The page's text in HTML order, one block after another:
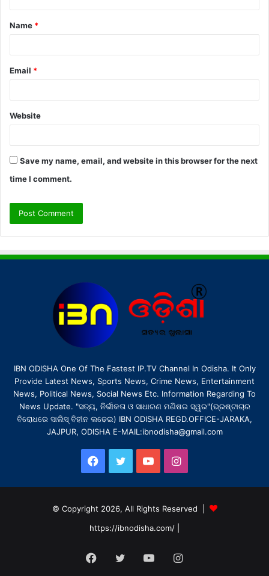
t
*
Name *
Email *
Website
Save my name, email, and website in this browser for the next
time I comment.
IBN ODISHA One Of The Fastest IP.TV Channel In Odisha. It Only
Provide Latest News, Sports News, Crime News, Entertainment
News, Political News, Social News Etc. Information Regarding To
News Update. "ସତ୍ୟ, ନିର୍ଭୀକତା ଓ ସାଧାରଣ ମଣିଷର ସ୍ୱର"(ଭ୍ରଷ୍ଟାଚାର
ବିରୋଧରେ ସାଲିସ୍ ବିହୀନ ଲଢେଇ) IBN ODISHA REGD.OFFICE-JARAKA,
JAJPUR, ODISHA E-MAIL:ibnodisha@gmail.com
Facebook
TwitterYouTubeInstagram
© Copyright 2026, All Rights Reserved |
https://ibnodisha.com/
Facebook
TwitterYouTubeInstagram